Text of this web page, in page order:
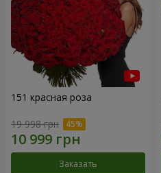
151 красная роза
19 998 грн
Заказать